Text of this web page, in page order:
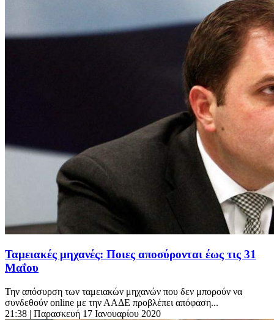
Ταμειακές μηχανές: Ποιες αποσύρονται έως τις 31
Μαΐου
Την απόσυρση των ταμειακών μηχανών που δεν μπορούν να
συνδεθούν online με την ΑΑΔΕ προβλέπει απόφαση...
21:38 | Παρασκευή 17 Ιανουαρίου 2020